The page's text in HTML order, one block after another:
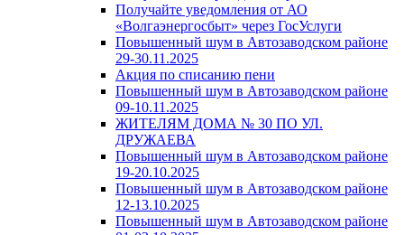
Получайте уведомления от АО
«Волгаэнергосбыт» через ГосУслуги
Повышенный шум в Автозаводском районе
29-30.11.2025
Акция по списанию пени
Повышенный шум в Автозаводском районе
09-10.11.2025
ЖИТЕЛЯМ ДОМА № 30 ПО УЛ.
ДРУЖАЕВА
Повышенный шум в Автозаводском районе
19-20.10.2025
Повышенный шум в Автозаводском районе
12-13.10.2025
Повышенный шум в Автозаводском районе